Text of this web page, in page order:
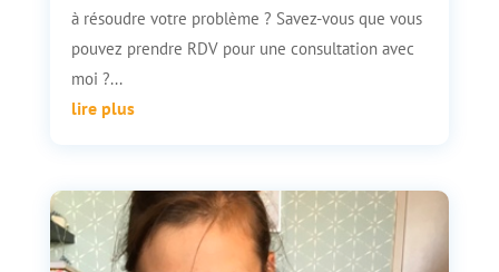
à résoudre votre problème ? Savez-vous que vous
pouvez prendre RDV pour une consultation avec
moi ?...
lire plus